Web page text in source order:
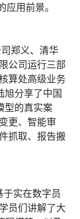
用前景。
郑义、清华
公司运行三部
算处高级业务
旭分享了中国
型的真实案
更、智能审
抓取、报告搬
实在数字员
员们讲解了大